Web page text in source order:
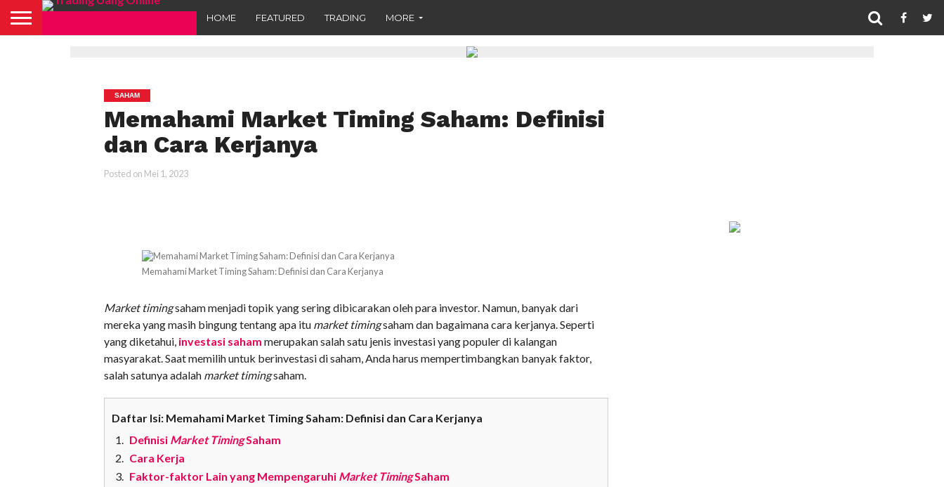
HOME FEATURED TRADING MORE
SAHAM
Memahami Market Timing Saham: Definisi
dan Cara Kerjanya
Posted on Mei 1, 2023
Memahami Market Timing Saham: Definisi dan Cara Kerjanya
Market timingsaham menjadi topik yang sering dibicarakan oleh para investor. Namun, banyak dari
mereka yang masih bingung tentang apa itu market timingsaham dan bagaimana cara kerjanya. Seperti
yang diketahui, investasi saham merupakan salah satu jenis investasi yang populer di kalangan
masyarakat. Saat memilih untuk berinvestasi di saham, Anda harus mempertimbangkan banyak faktor,
salah satunya adalah market timingsaham.
Daftar Isi: Memahami Market Timing Saham: Definisi dan Cara Kerjanya
Definisi Market TimingSaham
Cara Kerja
Faktor-faktor Lain yang Mempengaruhi Market TimingSaham